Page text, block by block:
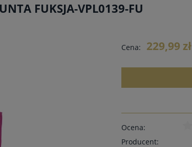
FUKSJA-VPL0139-FU
Cena: 229,99 zł
Ocena:
Producent: